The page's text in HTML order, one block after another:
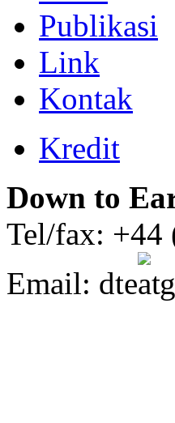
Publikasi
Link
Kontak
Kredit
Down to
Tel/fax: +44
Email: dte